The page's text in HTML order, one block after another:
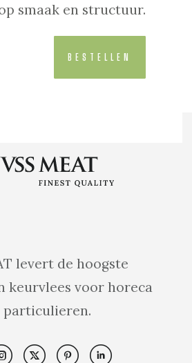
smaak en structuur.
BESTELLEN
levert de hoogste
keurvlees voor horeca
particulieren.